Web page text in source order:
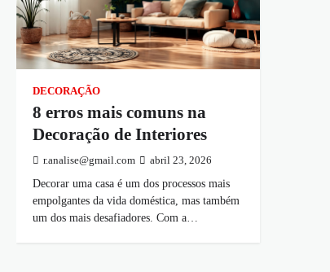
DECORAÇÃO
8 erros mais comuns na
Decoração de Interiores
r.analise@gmail.com abril 23, 2026
Decorar uma casa é um dos processos mais
empolgantes da vida doméstica, mas também
um dos mais desafiadores. Com a…